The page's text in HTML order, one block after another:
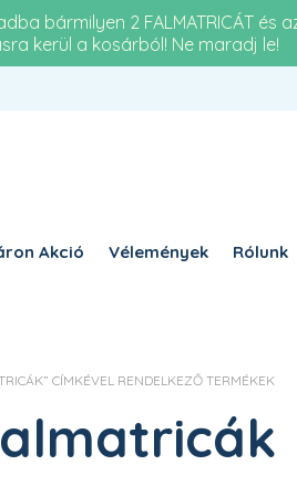
bármilyen 2 FALMATRICÁT és
kerül a kosárból! Ne maradj le!
Akció Vélemények Rólunk
CÍMKÉVEL RENDELKEZŐ TERMÉKEK